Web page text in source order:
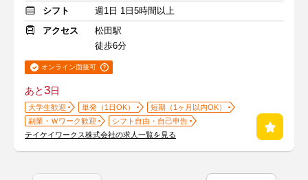
シフト
週1日 1日5時間以上
アクセス
松田駅
徒歩6分
オンライン面接可
あと3日
大学生歓迎 単発（1日OK）
短期（1ヶ月以内OK）
副業・Ｗワーク歓迎
シフト自由・自己申告
テイケイワークス株式会社の求人一覧を見る